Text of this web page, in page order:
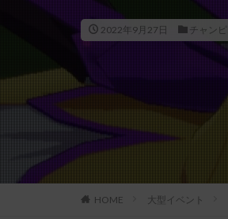
2022年9月27日 チャン
HOME 大型イベント